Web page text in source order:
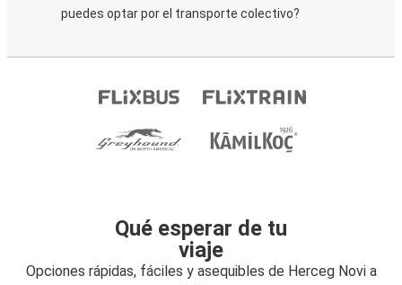
puedes optar por el transporte colectivo?
Qué esperar de tu
viaje
Opciones rápidas, fáciles y asequibles de Herceg Novi a